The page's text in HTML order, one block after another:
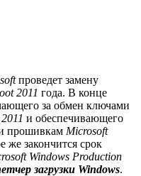
проведет замену
2011 года. В конце
за обмен ключами
и обеспечивающего
прошивкам Microsoft
же закончится срок
Windows Production
загрузки Windows.